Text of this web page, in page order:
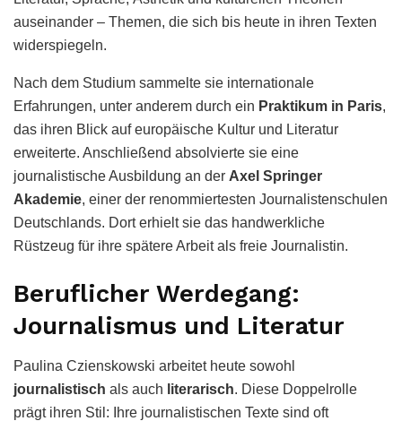
auseinander – Themen, die sich bis heute in ihren Texten
widerspiegeln.
Nach dem Studium sammelte sie internationale
Erfahrungen, unter anderem durch ein Praktikum in Paris,
das ihren Blick auf europäische Kultur und Literatur
erweiterte. Anschließend absolvierte sie eine
journalistische Ausbildung an der Axel Springer
Akademie, einer der renommiertesten Journalistenschulen
Deutschlands. Dort erhielt sie das handwerkliche
Rüstzeug für ihre spätere Arbeit als freie Journalistin.
Beruflicher Werdegang:
Journalismus und Literatur
Paulina Czienskowski arbeitet heute sowohl
journalistisch als auch literarisch. Diese Doppelrolle
prägt ihren Stil: Ihre journalistischen Texte sind oft